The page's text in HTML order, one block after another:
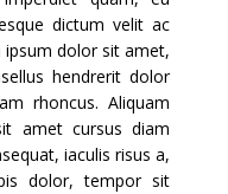
dictum velit ac
dolor sit amet,
hendrerit dolor
rhoncus. Aliquam
amet cursus diam
iaculis risus a,
dolor, tempor sit